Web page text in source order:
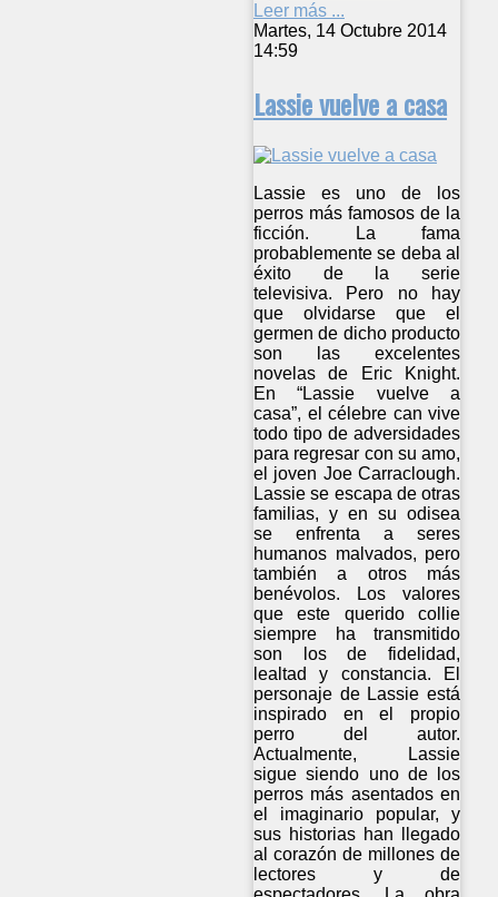
Leer más ...
Martes, 14 Octubre 2014
14:59
Lassie vuelve a casa
Lassie es uno de los
perros más famosos de la
ficción. La fama
probablemente se deba al
éxito de la serie
televisiva. Pero no hay
que olvidarse que el
germen de dicho producto
son las excelentes
novelas de Eric Knight.
En “Lassie vuelve a
casa”, el célebre can vive
todo tipo de adversidades
para regresar con su amo,
el joven Joe Carraclough.
Lassie se escapa de otras
familias, y en su odisea
se enfrenta a seres
humanos malvados, pero
también a otros más
benévolos. Los valores
que este querido collie
siempre ha transmitido
son los de fidelidad,
lealtad y constancia. El
personaje de Lassie está
inspirado en el propio
perro del autor.
Actualmente, Lassie
sigue siendo uno de los
perros más asentados en
el imaginario popular, y
sus historias han llegado
al corazón de millones de
lectores y de